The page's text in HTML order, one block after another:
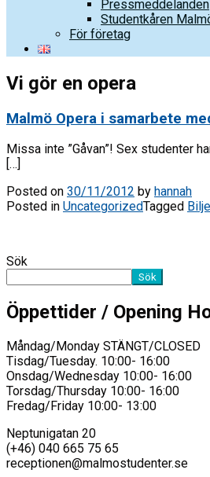
Pressmeddelanden
Studentkåren
För företag
Vi gör en opera
Malmö Opera i samarbete
Missa inte ”Gåvan”! Sex studenter
[…]
Posted on 30/11/2012 by hannah
Posted in UncategorizedTagged
Sök
Sök
Öppettider / Opening
Måndag/Monday STÄNGT/CLOSED
Tisdag/Tuesday. 10:00- 16:00
Onsdag/Wednesday 10:00- 16:00
Torsdag/Thursday 10:00- 16:00
Fredag/Friday 10:00- 13:00
Neptunigatan 20
(+46) 040 665 75 65
receptionen@malmostudenter.se